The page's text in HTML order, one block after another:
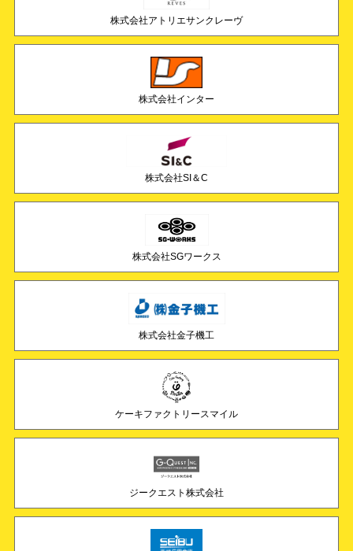
株式会社アトリエサンクレーヴ
株式会社インター
株式会社SI＆C
株式会社SGワークス
株式会社金子機工
ケーキファクトリースマイル
ジークエスト株式会社